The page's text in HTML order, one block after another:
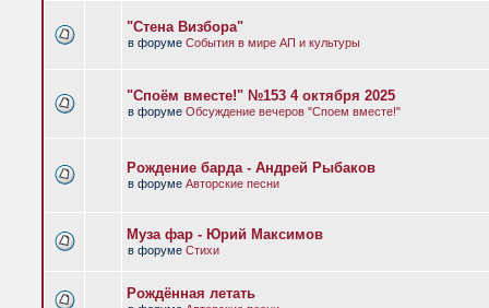
"Стена Визбора"
в форуме События в мире АП и культуры
"Споём вместе!" №153 4 октября 2025
в форуме Обсуждение вечеров "Споем вместе!"
Рождение барда - Андрей Рыбаков
в форуме Авторские песни
Муза фар - Юрий Максимов
в форуме Стихи
Рождённая летать